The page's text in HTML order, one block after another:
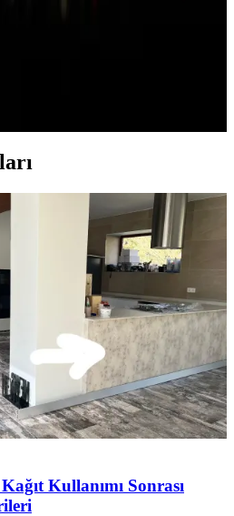
Çözümleri ve
dayanıklı ve sıcak atmosferler
Kullanımı Sonrası